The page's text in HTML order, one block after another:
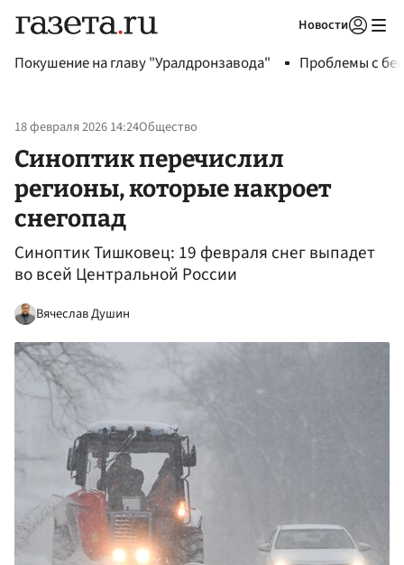
Новости
Покушение на главу "Уралдронзавода" Проблемы с
18 февраля 2026 14:24Общество
Синоптик перечислил
регионы, которые накроет
снегопад
Синоптик Тишковец: 19 февраля снег выпадет
во всей Центральной России
Вячеслав Душин